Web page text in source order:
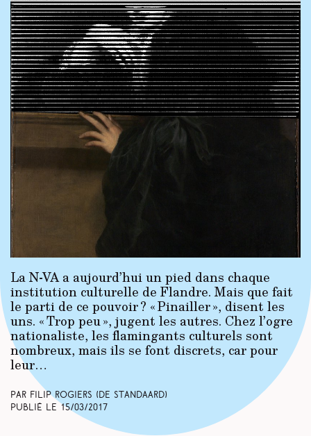
La N-VA a aujourd’hui un pied dans chaque
institution culturelle de Flandre. Mais que fait
le parti de ce pouvoir ? « Pinailler », disent les
uns. « Trop peu », jugent les autres. Chez l’ogre
nationaliste, les flamingants culturels sont
nombreux, mais ils se font discrets, car pour
leur…
Par Filip Rogiers (De Standaard)
Publié le 15/03/2017